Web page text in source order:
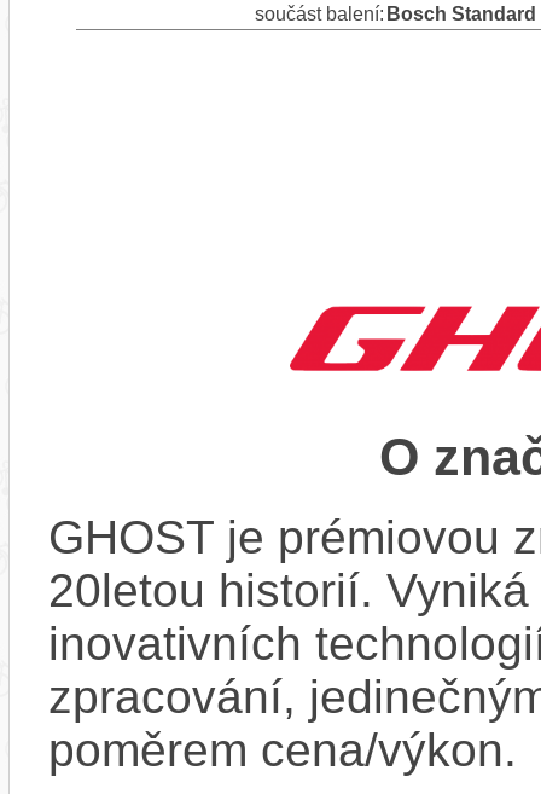
součást balení: Bosch
O
GHOST je prémiovou
20letou historií.
inovativních
zpracování,
poměrem cena/výkon.